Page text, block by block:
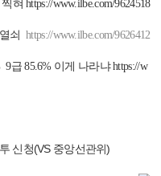
혀 https://www.ilbe.com/9624518
쇠
https://www.ilbe.com/9626412
9급85.6% 이게 나라냐 https://w
신청(VS 중앙선관위)